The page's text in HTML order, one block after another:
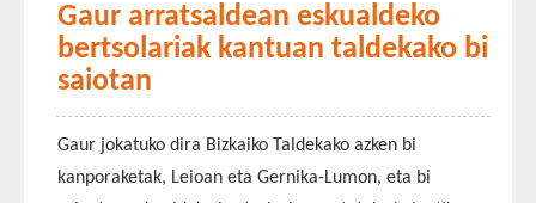
Gaur arratsaldean eskualdeko
bertsolariak kantuan taldekako bi
saiotan
Gaur jokatuko dira Bizkaiko Taldekako azken bi
kanporaketak, Leioan eta Gernika-Lumon, eta bi